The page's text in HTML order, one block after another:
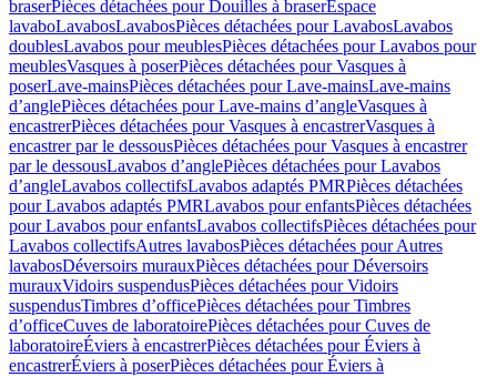
braserPièces détachées pour Douilles à braserEspace
lavaboLavabosLavabosPièces détachées pour LavabosLavabos
doublesLavabos pour meublesPièces détachées pour Lavabos pour
meublesVasques à poserPièces détachées pour Vasques à
poserLave-mainsPièces détachées pour Lave-mainsLave-mains
d’anglePièces détachées pour Lave-mains d’angleVasques à
encastrerPièces détachées pour Vasques à encastrerVasques à
encastrer par le dessousPièces détachées pour Vasques à encastrer
par le dessousLavabos d’anglePièces détachées pour Lavabos
d’angleLavabos collectifsLavabos adaptés PMRPièces détachées
pour Lavabos adaptés PMRLavabos pour enfantsPièces détachées
pour Lavabos pour enfantsLavabos collectifsPièces détachées pour
Lavabos collectifsAutres lavabosPièces détachées pour Autres
lavabosDéversoirs murauxPièces détachées pour Déversoirs
murauxVidoirs suspendusPièces détachées pour Vidoirs
suspendusTimbres dʼofficePièces détachées pour Timbres
dʼofficeCuves de laboratoirePièces détachées pour Cuves de
laboratoireÉviers à encastrerPièces détachées pour Éviers à
encastrerÉviers à poserPièces détachées pour Éviers à